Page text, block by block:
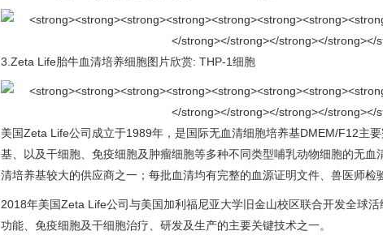
3.Zeta Life胎牛血清培养细胞图片欣赏: THP-1细胞
美国Zeta Life公司成立于1989年，是国际无血清细胞培养基DMEM/F12主
基、以及干细胞、免疫细胞及肿瘤细胞等多种不同类型哺乳动物细胞的无
清培养基较大的供应商之一；每批血清均有完整的血源证明文件、兽医师检
2018年美国Zeta Life公司与美国加利福尼亚大学旧金山校区联合开发全球
功能、免疫细胞及干细胞治疗、研发及生产的主要关键技术之一。